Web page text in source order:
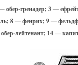
обер-гренадер; 3 —
8 — фенрих; 9 —
лейтенант; 14 —